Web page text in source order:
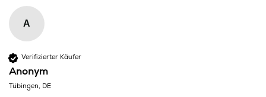
A
Verifizierter Käufer
Anonym
Tübingen, DE